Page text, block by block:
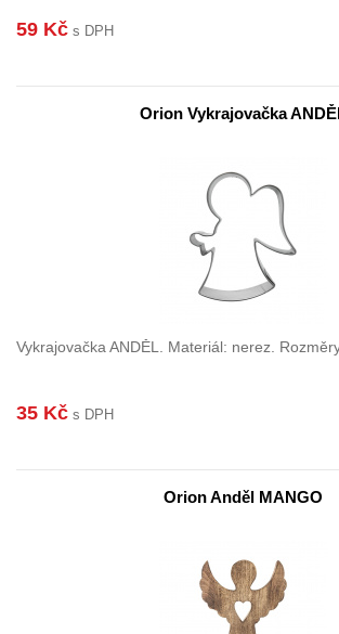
59 Kč s DPH
Orion Vykrajovačka
Vykrajovačka ANDĚL. Materiál: nerez.
35 Kč s DPH
Orion Anděl MANGO